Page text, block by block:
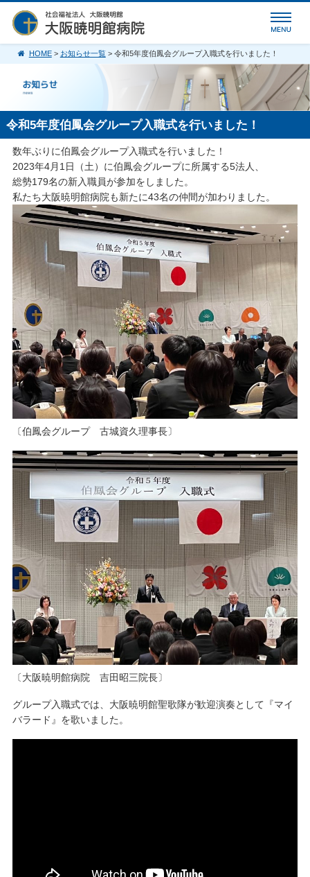
HOME> お知らせ一覧> 令和5年度伯鳳会グループ入職式を行いました！
令和5年度伯鳳会グループ入職式を行いました！
数年ぶりに伯鳳会グループ入職式を行いました！
2023年4月1日（土）に伯鳳会グループに所属する5法人、
総勢179名の新入職員が参加をしました。
私たち大阪暁明館病院も新たに43名の仲間が加わりました。
〔伯鳳会グループ 古城資久理事長〕
〔大阪暁明館病院 吉田昭三院長〕
グループ入職式では、大阪暁明館聖歌隊が歓迎演奏として『マイ
バラード』を歌いました。